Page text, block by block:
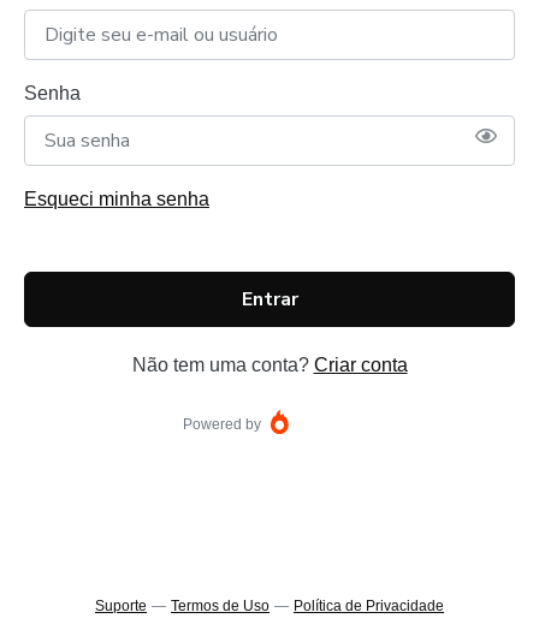
Senha
Esqueci minha senha
Entrar
Não tem uma conta? Criar conta
Powered by
Suporte — Termos de Uso — Política de Privacidade